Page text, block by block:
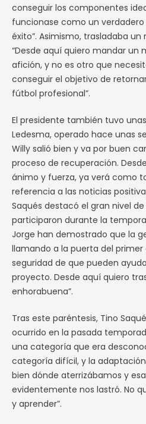
conseguir los componentes
funcionase como un
éxito”. Asimismo, trasladaba
“Desde aquí quiero mandar un
afición, y no es otro que
conseguir el objetivo de
fútbol profesional”.
El presidente también tuvo
Ledesma, operado hace unas
Willy salió bien y va por buen
proceso de recuperación.
ánimo y fuerza, ya verá como
referencia a las noticias
Saqués destacó el gran nivel
participaron durante la
Jorge han demostrado que la
llamando a la puerta del
seguridad de que pueden
proyecto. Desde aquí quiero
enhorabuena”.
Tras este paréntesis, Tino
ocurrido en la pasada
una categoría que era
categoría difícil, y la
bien dónde aterrizábamos y
evidentemente nos lastró. No
y aprender”.